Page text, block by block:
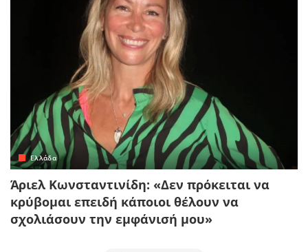
Ελλάδα
Άριελ Κωνσταντινίδη: «Δεν πρόκειται να
κρύβομαι επειδή κάποιοι θέλουν να
σχολιάσουν την εμφάνισή μου»